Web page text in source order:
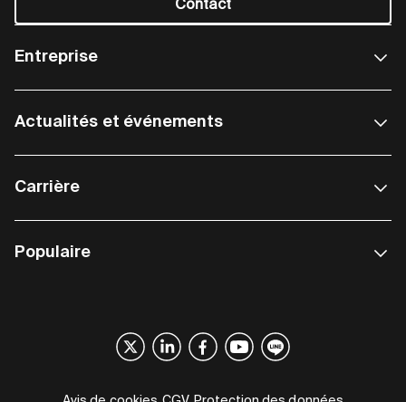
Contact
Entreprise
Actualités et événements
Carrière
Populaire